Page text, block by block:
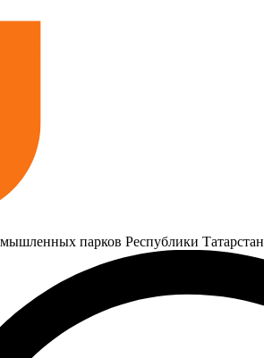
парков Республики Татарстан